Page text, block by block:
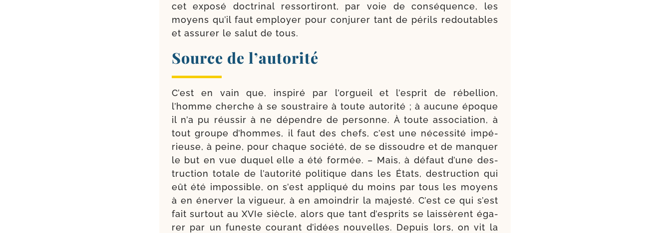
cet expo­sé doc­tri­nal res­sor­ti­ront, par voie de consé­quence, les
moyens qu’il faut employer pour conju­rer tant de périls redou­tables
et assu­rer le salut de tous.
Source de l’autorité
C’est en vain que, ins­pi­ré par l’orgueil et l’esprit de rébel­lion,
l’homme cherche à se sous­traire à toute auto­ri­té ; à aucune époque
il n’a pu réus­sir à ne dépendre de per­sonne. À toute asso­cia­tion, à
tout groupe d’hommes, il faut des chefs, c’est une néces­si­té impé­
rieuse, à peine, pour chaque socié­té, de se dis­soudre et de man­quer
le but en vue duquel elle a été for­mée. – Mais, à défaut d’une des­
truc­tion totale de l’autorité poli­tique dans les États, des­truc­tion qui
eût été impos­sible, on s’est appli­qué du moins par tous les moyens
à en éner­ver la vigueur, à en amoin­drir la majes­té. C’est ce qui s’est
fait sur­tout au XVIe siècle, alors que tant d’esprits se lais­sèrent éga­
rer par un funeste cou­rant d’idées nou­velles. Depuis lors, on vit la